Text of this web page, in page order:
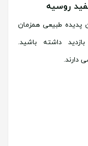
روسیه
پدیده طبیعی همزمان
داشته باشید.
دارند.